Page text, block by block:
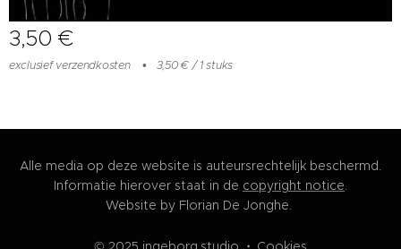
3,50 €
exclusief verzendkosten 3,50 € / 1 stuks
Alle media op deze website is auteursrechtelijk beschermd.
Informatie hierover staat in de copyright notice.
Website by Florian De Jonghe.